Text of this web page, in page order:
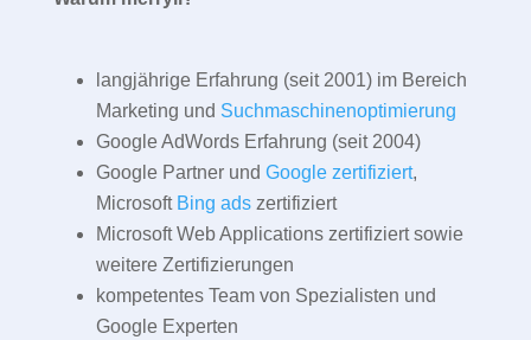
langjährige Erfahrung (seit 2001) im Bereich
Marketing und Suchmaschinenoptimierung
Google AdWords Erfahrung (seit 2004)
Google Partner und Google zertifiziert,
Microsoft Bing adszertifiziert
Microsoft Web Applications zertifiziert sowie
weitere Zertifizierungen
kompetentes Team von Spezialisten und
Google Experten